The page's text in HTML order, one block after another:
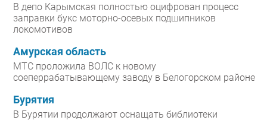
В депо Карымская полностью оцифрован процесс
заправки букс моторно-осевых подшипников
локомотивов
Амурская область
МТС проложила ВОЛС к новому
соеперрабатывающему заводу в Белогорском районе
Бурятия
В Бурятии продолжают оснащать библиотеки